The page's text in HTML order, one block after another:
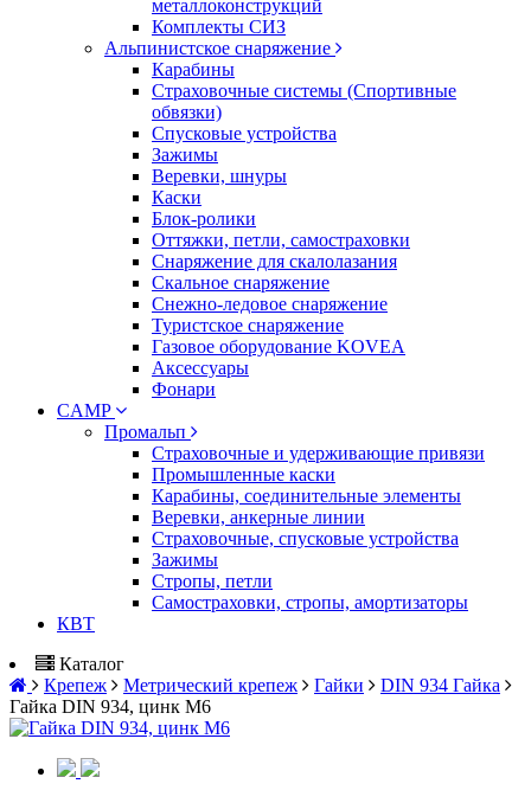
металлоконструкций
Комплекты СИЗ
Альпинистское снаряжение
Карабины
Страховочные системы (Спортивные
обвязки)
Спусковые устройства
Зажимы
Веревки, шнуры
Каски
Блок-ролики
Оттяжки, петли, самостраховки
Снаряжение для скалолазания
Скальное снаряжение
Снежно-ледовое снаряжение
Туристское снаряжение
Газовое оборудование KOVEA
Аксессуары
Фонари
CAMP
Промальп
Страховочные и удерживающие привязи
Промышленные каски
Карабины, соединительные элементы
Веревки, анкерные линии
Страховочные, спусковые устройства
Зажимы
Стропы, петли
Самостраховки, стропы, амортизаторы
КВТ
Каталог
Крепеж
Метрический крепеж Гайки
DIN 934 Гайка
Гайка DIN 934, цинк М6